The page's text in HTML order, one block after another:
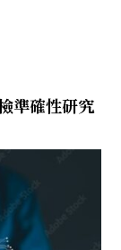
準確性研究